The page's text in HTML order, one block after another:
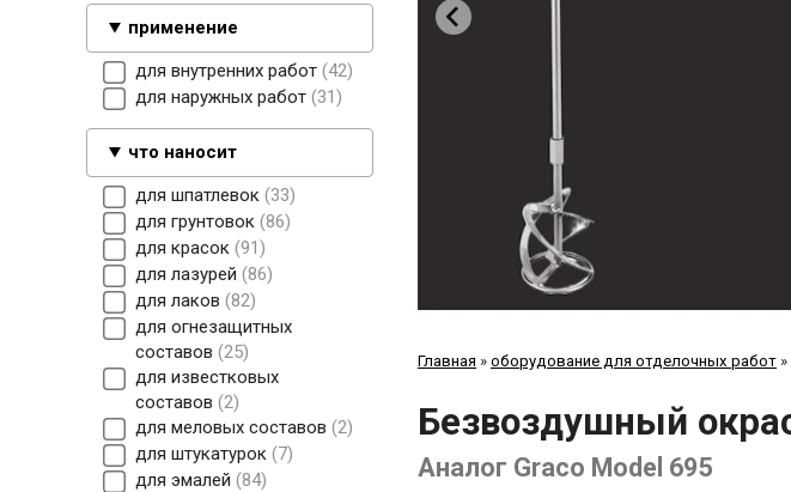
применение
для внутренних работ 42
для наружных работ 31
что наносит
для шпатлевок 33
для грунтовок 86
для красок 91
для лазурей 86
для лаков 82
для огнезащитных
составов 25
для известковых
составов 2
для меловых составов 2
для штукатурок 7
для эмалей 84
Главная » оборудование для отделочных работ »
Безвоздушный
Аналог Graco Model 695